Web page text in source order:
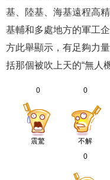
基、陸基、海基遠程高
基輔和多處地方的軍工
方此舉顯示，有足夠力
括那個被吹上天的“無人
0
震驚
0
不解
0